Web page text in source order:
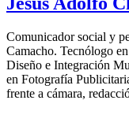
Comunicador social y
Camacho. Tecnólogo
Diseño e Integración
en Fotografía
frente a cámara,